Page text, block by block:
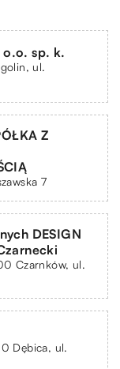
o.o. sp. k.
ul.
Z
7
DESIGN
Czarnków, ul.
Dębica, ul.